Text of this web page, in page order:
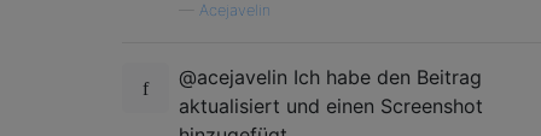
Acejavelin
@acejavelin Ich habe den Beitrag
aktualisiert und einen Screenshot